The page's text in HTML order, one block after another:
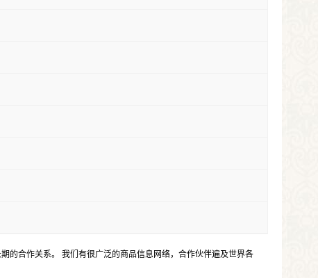
的合作关系。 我们有很广泛的商品信息网络，合作伙伴遍及世界各